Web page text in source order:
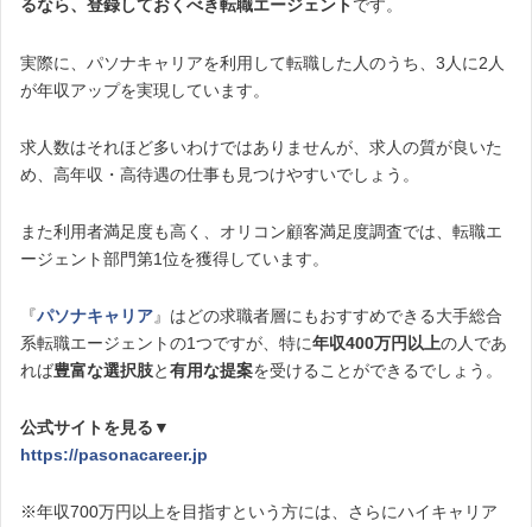
るなら、登録しておくべき転職エージェントです。
実際に、パソナキャリアを利用して転職した人のうち、3人に2人
が年収アップを実現しています。
求人数はそれほど多いわけではありませんが、求人の質が良いた
め、高年収・高待遇の仕事も見つけやすいでしょう。
また利用者満足度も高く、オリコン顧客満足度調査では、転職エ
ージェント部門第1位を獲得しています。
『パソナキャリア』はどの求職者層にもおすすめできる大手総合
系転職エージェントの1つですが、特に年収400万円以上の人であ
れば豊富な選択肢と有用な提案を受けることができるでしょう。
公式サイトを見る▼
https://pasonacareer.jp
※年収700万円以上を目指すという方には、さらにハイキャリア